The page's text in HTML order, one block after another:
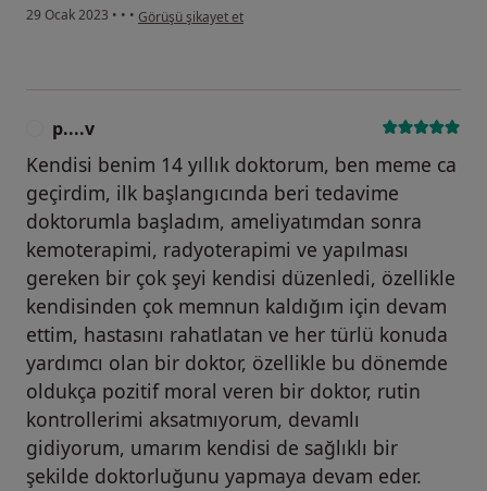
29 Ocak 2023 • • • kullanıcının görüşüne göre a....k
Görüşü şikayet et
p....v
Kendisi benim 14 yıllık doktorum, ben meme ca
geçirdim, ilk başlangıcında beri tedavime
doktorumla başladım, ameliyatımdan sonra
kemoterapimi, radyoterapimi ve yapılması
gereken bir çok şeyi kendisi düzenledi, özellikle
kendisinden çok memnun kaldığım için devam
ettim, hastasını rahatlatan ve her türlü konuda
yardımcı olan bir doktor, özellikle bu dönemde
oldukça pozitif moral veren bir doktor, rutin
kontrollerimi aksatmıyorum, devamlı
gidiyorum, umarım kendisi de sağlıklı bir
şekilde doktorluğunu yapmaya devam eder.